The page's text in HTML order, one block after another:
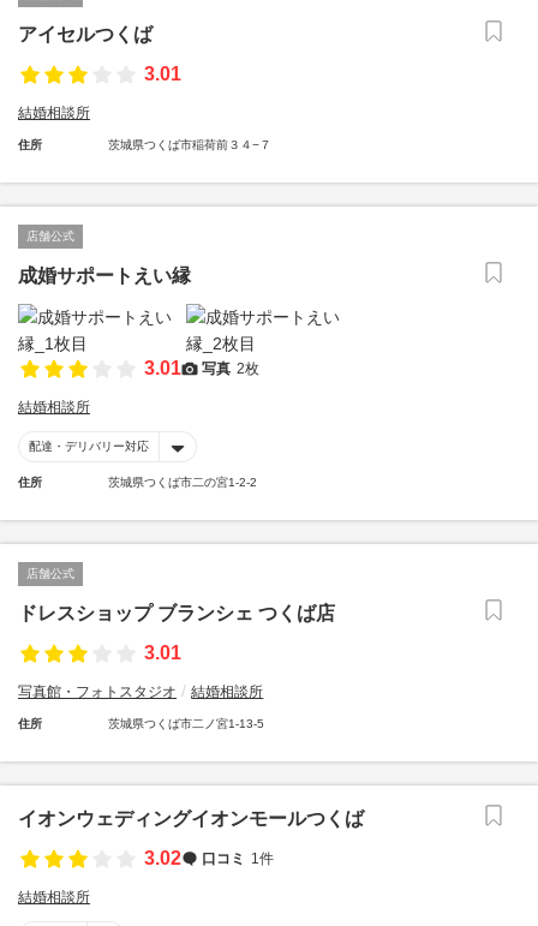
アイセルつくば
3.01
結婚相談所
住所 茨城県つくば市稲荷前３４−７
店舗公式
成婚サポートえい縁
3.01 写真 2枚
結婚相談所
配達・デリバリー対応
住所 茨城県つくば市二の宮1-2-2
店舗公式
ドレスショップ ブランシェ つくば店
3.01
写真館・フォトスタジオ 結婚相談所
住所 茨城県つくば市二ノ宮1-13-5
イオンウェディングイオンモールつくば
3.02
口コミ 1件
結婚相談所